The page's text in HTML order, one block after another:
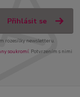
Přihlásit se
rozesílky newsletteru.
soukromí. Potvrzením s nimi